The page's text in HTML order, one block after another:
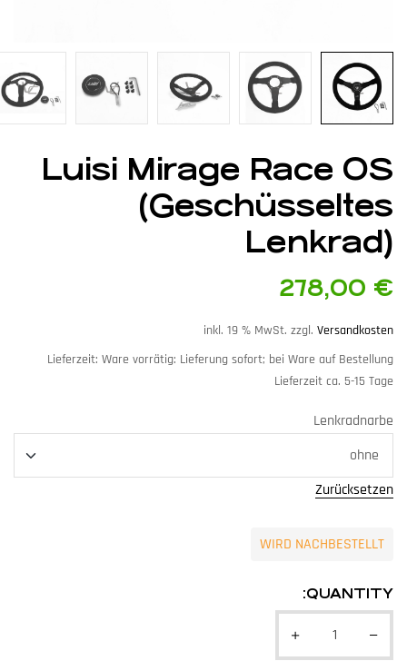
Luisi Mirage Race OS
(Geschüsseltes
Lenkrad)
278,00 €
inkl. 19 % MwSt. zzgl. Versandkosten
Lieferzeit: Ware vorrätig: Lieferung sofort; bei Ware auf Bestellung
Lieferzeit ca. 5-15 Tage
Lenkradnarbe
Zurücksetzen
WIRD NACHBESTELLT
QUANTITY: